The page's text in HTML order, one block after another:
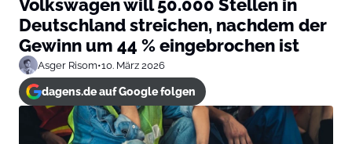
Volkswagen will 50.000 Stellen in
Deutschland streichen, nachdem der
Gewinn um 44 % eingebrochen ist
Asger Risom•10. März 2026
dagens.de auf Google folgen